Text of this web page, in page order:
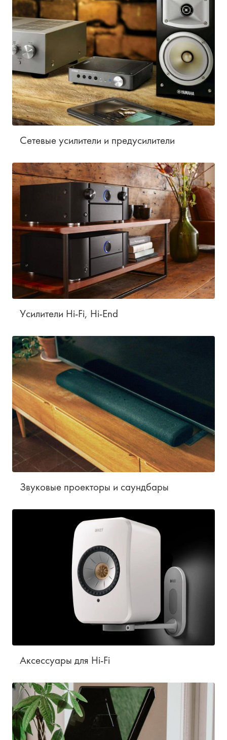
Сетевые усилители и предусилители
Усилители Hi-Fi, Hi-End
Звуковые проекторы и саундбары
Аксессуары для Hi-Fi